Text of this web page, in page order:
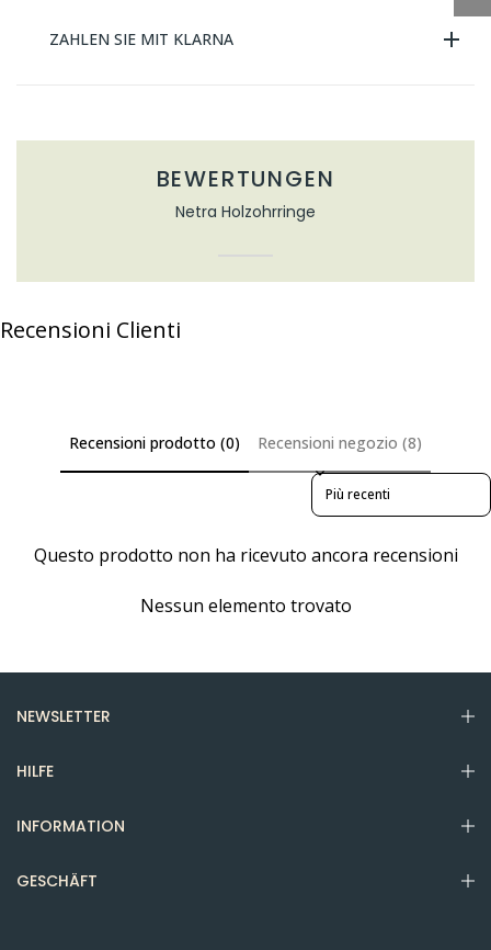
ZAHLEN SIE MIT KLARNA
BEWERTUNGEN
Netra Holzohrringe
Recensioni Clienti
Recensioni prodotto (0) Recensioni negozio (8)
Sort reviews by
Questo prodotto non ha ricevuto ancora recensioni
Nessun elemento trovato
NEWSLETTER
HILFE
INFORMATION
GESCHÄFT